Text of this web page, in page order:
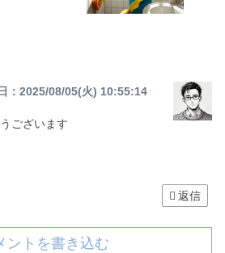
：2025/08/05(火) 10:55:14
ございます
返信
ントを書き込む